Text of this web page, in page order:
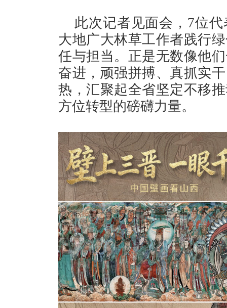
此次记者见面会，7位
大地广大林草工作者践行
任与担当。正是无数像他
奋进，顽强拼搏、真抓实
热，汇聚起全省坚定不移
方位转型的磅礴力量。